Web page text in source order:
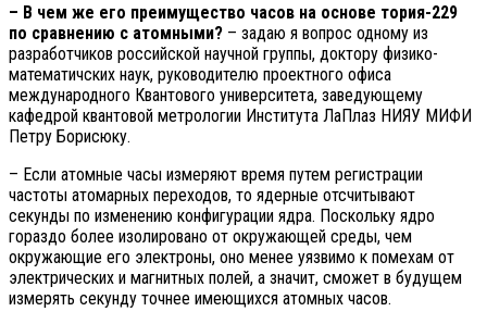
– В чем же его преимущество часов на основе тория-229
по сравнению с атомными? – задаю я вопрос одному из
разработчиков российской научной группы, доктору физико-
математичских наук, руководителю проектного офиса
международного Квантового университета, заведующему
кафедрой квантовой метрологии Института ЛаПлаз НИЯУ МИФИ
Петру Борисюку.
– Если атомные часы измеряют время путем регистрации
частоты атомарных переходов, то ядерные отсчитывают
секунды по изменению конфигурации ядра. Поскольку ядро ​​
гораздо более изолировано от окружающей среды, чем
окружающие его электроны, оно менее уязвимо к помехам от
электрических и магнитных полей, а значит, сможет в будущем
измерять секунду точнее имеющихся атомных часов.